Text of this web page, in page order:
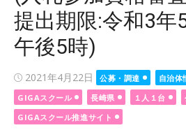
提出期限:令和3年
午後5時)
Posted
on
2021年4月22日 公募・調達 自治体
GIGAスクール 長崎県 １人１台
GIGAスクール推進サイト